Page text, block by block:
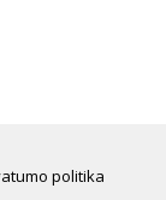
politika